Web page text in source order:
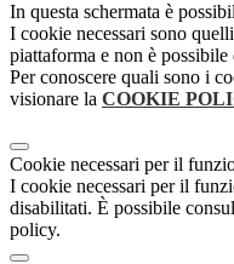
In questa schermata è
I cookie necessari sono
piattaforma e non è
Per conoscere quali sono i
visionare la COOKIE
Cookie necessari per il
I cookie necessari per il
disabilitati. È possibile
policy.